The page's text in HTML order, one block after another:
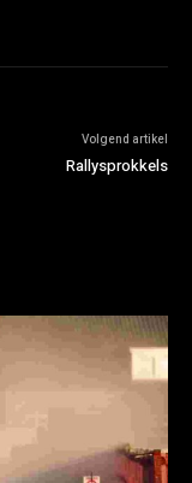
Volgend artikel
Rallysprokkels